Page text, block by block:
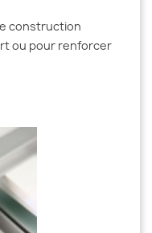
construction
ou pour renforcer